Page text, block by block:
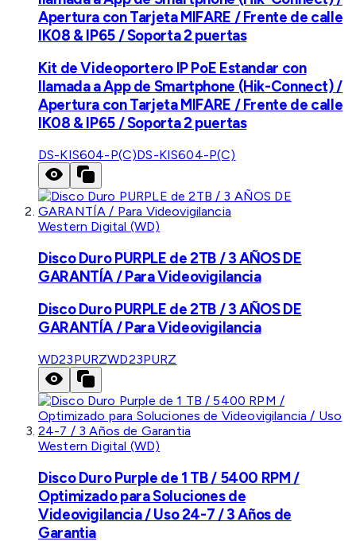
Apertura con Tarjeta MIFARE / Frente de calle
IK08 & IP65 / Soporta 2 puertas
Kit de Videoportero IP PoE Estandar con
llamada a App de Smartphone (Hik-Connect) /
Apertura con Tarjeta MIFARE / Frente de calle
IK08 & IP65 / Soporta 2 puertas
DS-KIS604-P(C)DS-KIS604-P(C)
Western Digital (WD)
Disco Duro PURPLE de 2TB / 3 AÑOS DE
GARANTÍA / Para Videovigilancia
Disco Duro PURPLE de 2TB / 3 AÑOS DE
GARANTÍA / Para Videovigilancia
WD23PURZWD23PURZ
Western Digital (WD)
Disco Duro Purple de 1 TB / 5400 RPM /
Optimizado para Soluciones de
Videovigilancia / Uso 24-7 / 3 Años de
Garantia